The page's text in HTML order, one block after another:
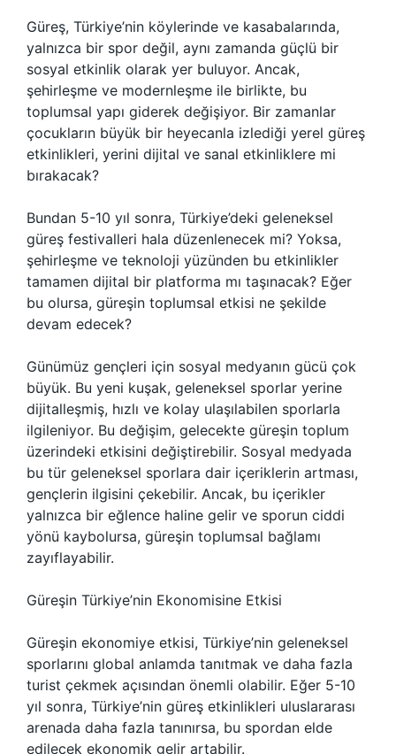
Güreş, Türkiye’nin köylerinde ve kasabalarında,
yalnızca bir spor değil, aynı zamanda güçlü bir
sosyal etkinlik olarak yer buluyor. Ancak,
şehirleşme ve modernleşme ile birlikte, bu
toplumsal yapı giderek değişiyor. Bir zamanlar
çocukların büyük bir heyecanla izlediği yerel güreş
etkinlikleri, yerini dijital ve sanal etkinliklere mi
bırakacak?
Bundan 5-10 yıl sonra, Türkiye’deki geleneksel
güreş festivalleri hala düzenlenecek mi? Yoksa,
şehirleşme ve teknoloji yüzünden bu etkinlikler
tamamen dijital bir platforma mı taşınacak? Eğer
bu olursa, güreşin toplumsal etkisi ne şekilde
devam edecek?
Günümüz gençleri için sosyal medyanın gücü çok
büyük. Bu yeni kuşak, geleneksel sporlar yerine
dijitalleşmiş, hızlı ve kolay ulaşılabilen sporlarla
ilgileniyor. Bu değişim, gelecekte güreşin toplum
üzerindeki etkisini değiştirebilir. Sosyal medyada
bu tür geleneksel sporlara dair içeriklerin artması,
gençlerin ilgisini çekebilir. Ancak, bu içerikler
yalnızca bir eğlence haline gelir ve sporun ciddi
yönü kaybolursa, güreşin toplumsal bağlamı
zayıflayabilir.
Güreşin Türkiye’nin Ekonomisine Etkisi
Güreşin ekonomiye etkisi, Türkiye’nin geleneksel
sporlarını global anlamda tanıtmak ve daha fazla
turist çekmek açısından önemli olabilir. Eğer 5-10
yıl sonra, Türkiye’nin güreş etkinlikleri uluslararası
arenada daha fazla tanınırsa, bu spordan elde
edilecek ekonomik gelir artabilir.